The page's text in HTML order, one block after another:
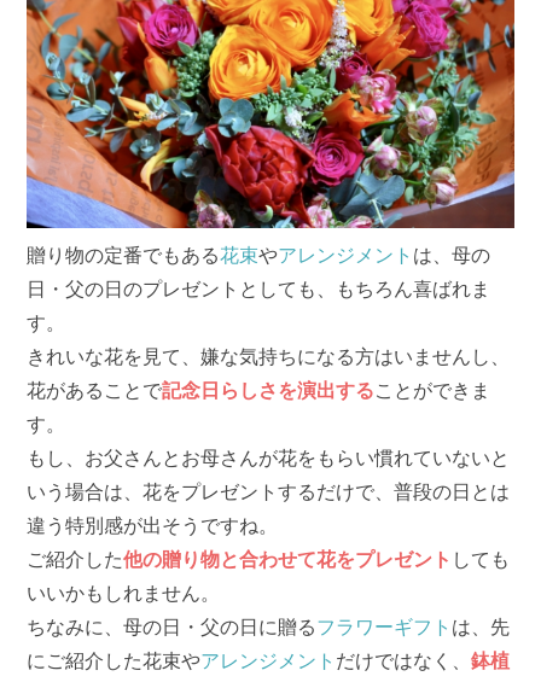
贈り物の定番でもある花束やアレンジメント は、母の
日・父の日のプレゼントとしても、もちろん喜ばれま
す。
きれいな花を見て、嫌な気持ちになる方はいませんし、
花があることで記念日らしさを演出することができま
す。
もし、お父さんとお母さんが花をもらい慣れていないと
いう場合は、花をプレゼントするだけで、普段の日とは
違う特別感が出そうですね。
ご紹介した他の贈り物と合わせて花をプレゼント しても
いいかもしれません。
ちなみに、母の日・父の日に贈るフラワーギフト は、先
にご紹介した花束やアレンジメント だけではなく、鉢植